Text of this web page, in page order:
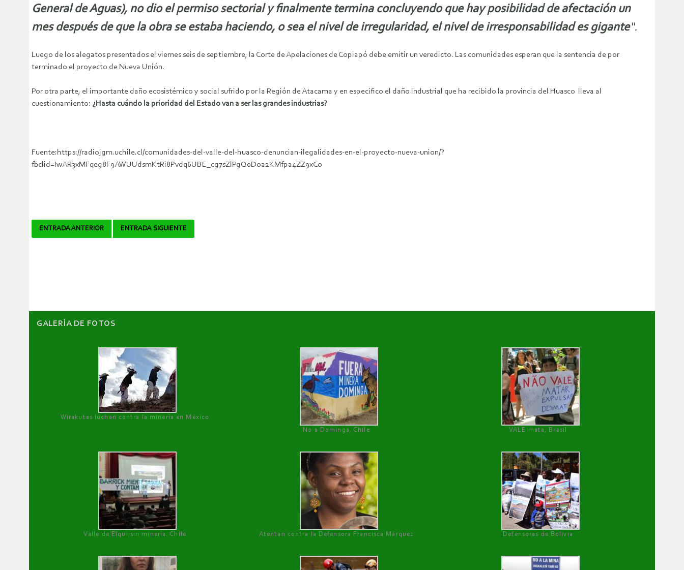
General de Aguas), no dio el permiso sectorial y finalmente termina concluyendo que hay posibilidad de afectación un
mes después de que la obra se estaba haciendo, o sea el nivel de irregularidad, el nivel de irresponsabilidad es gigante“.
Luego de los alegatos presentados el viernes seis de septiembre, la Corte de Apelaciones de Copiapó debe emitir un veredicto. Las comunidades esperan que la sentencia de por
terminado el proyecto de Nueva Unión.
Por otra parte, el importante daño ecosistémico y social sufrido por la Región de Atacama y en especifico el daño industrial que ha recibido la provincia del Huasco lleva al
cuestionamiento: ¿Hasta cuándo la prioridad del Estado van a ser las grandes industrias?
Fuente:https://radiojgm.uchile.cl/comunidades-del-valle-del-huasco-denuncian-ilegalidades-en-el-proyecto-nueva-union/?
fbclid=IwAR3xMFqeg8F9AWUUdsmKtRi8Pvdq6UBE_cg7sZlPgQ0Doa2KMfpa4ZZ9xCo
Navegador
ENTRADA ANTERIOR ENTRADA SIGUIENTE
GALERÌA DE FOTOS
Wirakutas luchan contra la minería en México
No a Dominga, Chile
VALE mata, Brasil
Valle de Elqui sin minería. Chile Atentan contra la Defensora Francisca Márquez Defensoras de Bolivia